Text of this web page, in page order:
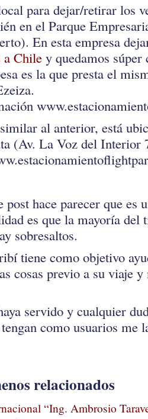
para dejar/retirar los
en el Parque
En esta empresa
a Chile y quedamos
es la que presta el
similar al anterior, está
(Av. La Voz del Interior
post hace parecer que es
es que la mayoría del
sobresaltos.
tiene como objetivo
cosas previo a su viaje
servido y cualquier
como usuarios me
relacionados
“Ing. Ambrosio